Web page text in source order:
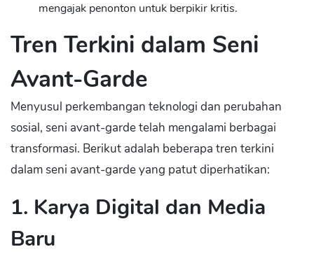
mengajak penonton untuk berpikir kritis.
Tren Terkini dalam Seni
Avant-Garde
Menyusul perkembangan teknologi dan perubahan
sosial, seni avant-garde telah mengalami berbagai
transformasi. Berikut adalah beberapa tren terkini
dalam seni avant-garde yang patut diperhatikan:
1. Karya Digital dan Media
Baru